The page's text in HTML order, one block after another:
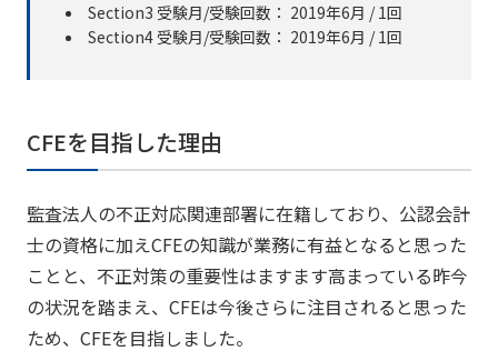
Section3 受験月/受験回数： 2019年6月 / 1回
Section4 受験月/受験回数： 2019年6月 / 1回
CFEを目指した理由
監査法人の不正対応関連部署に在籍しており、公認会計
士の資格に加えCFEの知識が業務に有益となると思った
ことと、不正対策の重要性はますます高まっている昨今
の状況を踏まえ、CFEは今後さらに注目されると思った
ため、CFEを目指しました。